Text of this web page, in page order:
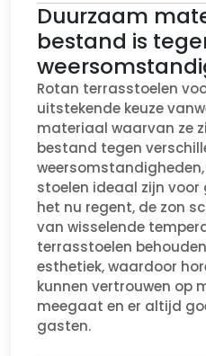
Duurzaam
bestand is
Rotan terrasstoelen
uitstekende keuze
materiaal waarvan ze
bestand tegen
stoelen ideaal zijn voor
het nu regent, de zon
van wisselende
terrasstoelen
esthetiek, waardoor
kunnen vertrouwen op
meegaat en er altijd
gasten.